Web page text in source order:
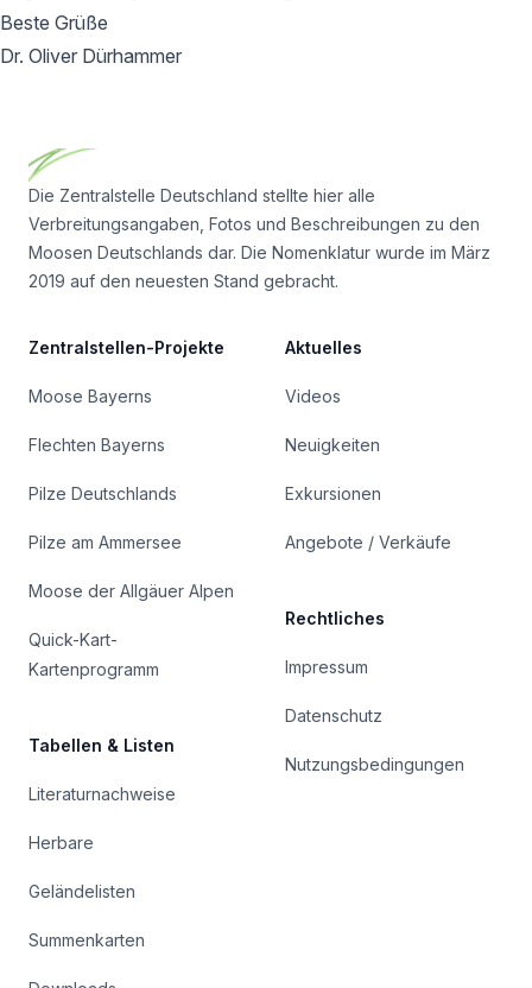
Beste Grüße
Dr. Oliver Dürhammer
Die Zentralstelle Deutschland stellte hier alle
Verbreitungsangaben, Fotos und Beschreibungen zu den
Moosen Deutschlands dar. Die Nomenklatur wurde im März
2019 auf den neuesten Stand gebracht.
Zentralstellen-Projekte
Moose Bayerns
Flechten Bayerns
Pilze Deutschlands
Pilze am Ammersee
Moose der Allgäuer Alpen
Quick-Kart-
Kartenprogramm
Tabellen & Listen
Literaturnachweise
Herbare
Geländelisten
Summenkarten
Aktuelles
Videos
Neuigkeiten
Exkursionen
Angebote / Verkäufe
Rechtliches
Impressum
Datenschutz
Nutzungsbedingungen